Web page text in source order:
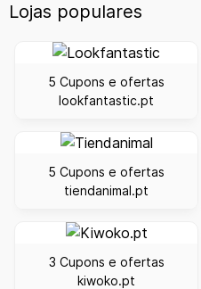
Lojas populares
5 Cupons e ofertas
lookfantastic.pt
5 Cupons e ofertas
tiendanimal.pt
3 Cupons e ofertas
kiwoko.pt